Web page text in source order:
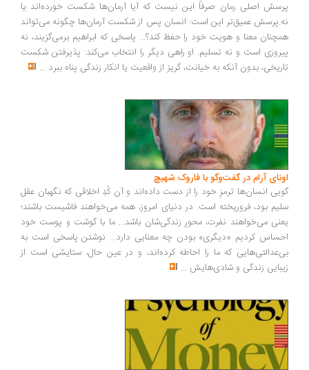
اصلی رمان صرفاً این نیست که آیا آرمان‌ها شکست خورده‌اند یا
عمیق‌تر این است: انسان پس از شکست آرمان‌ها چگونه می‌تواند
معنا و هویت خود را حفظ کند؟... پاسخی که ابراهیم برمی‌گزیند، نه
است و نه تسلیم. او راهی دیگر را انتخاب می‌کند: پذیرفتن شکست
بدون آنکه به خیانت، گریز از واقعیت یا انکار زندگی پناه ببرد...
آرام در گفت‌وگو با فاروک شهیچ‭
انسان‌ها ترمزِ خود را از دست داده‌اند و آن کُدِ اخلاقی که نگهبان عقل
بود، فروریخته است. در دنیای امروز، همه می‌خواهند فاشیست باشند؛
می‌خواهند نفرت، محورِ زندگی‌شان باشد... ما با گوشت و پوست خود
کردیم «دیگری» بودن چه معنایی دارد... نوشتن پاسخی است به
که ما را احاطه کرده‌اند، و در عین حال، ستایشی است از
زندگی و شادی‌هایش...